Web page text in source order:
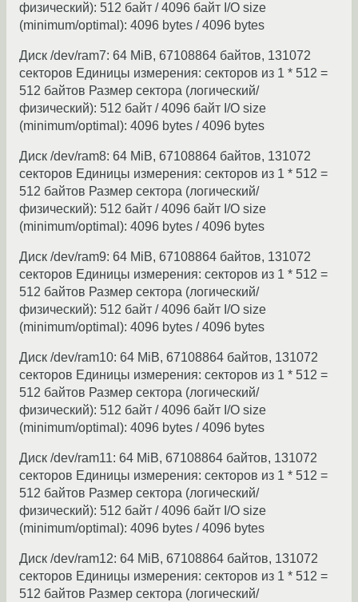
физический): 512 байт / 4096 байт I/O size
(minimum/optimal): 4096 bytes / 4096 bytes
Диск /dev/ram7: 64 MiB, 67108864 байтов, 131072
секторов Единицы измерения: секторов из 1 * 512 =
512 байтов Размер сектора (логический/
физический): 512 байт / 4096 байт I/O size
(minimum/optimal): 4096 bytes / 4096 bytes
Диск /dev/ram8: 64 MiB, 67108864 байтов, 131072
секторов Единицы измерения: секторов из 1 * 512 =
512 байтов Размер сектора (логический/
физический): 512 байт / 4096 байт I/O size
(minimum/optimal): 4096 bytes / 4096 bytes
Диск /dev/ram9: 64 MiB, 67108864 байтов, 131072
секторов Единицы измерения: секторов из 1 * 512 =
512 байтов Размер сектора (логический/
физический): 512 байт / 4096 байт I/O size
(minimum/optimal): 4096 bytes / 4096 bytes
Диск /dev/ram10: 64 MiB, 67108864 байтов, 131072
секторов Единицы измерения: секторов из 1 * 512 =
512 байтов Размер сектора (логический/
физический): 512 байт / 4096 байт I/O size
(minimum/optimal): 4096 bytes / 4096 bytes
Диск /dev/ram11: 64 MiB, 67108864 байтов, 131072
секторов Единицы измерения: секторов из 1 * 512 =
512 байтов Размер сектора (логический/
физический): 512 байт / 4096 байт I/O size
(minimum/optimal): 4096 bytes / 4096 bytes
Диск /dev/ram12: 64 MiB, 67108864 байтов, 131072
секторов Единицы измерения: секторов из 1 * 512 =
512 байтов Размер сектора (логический/